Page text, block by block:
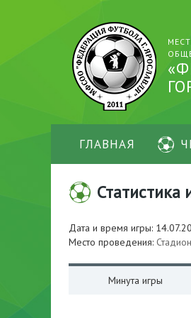
ГЛАВНАЯ
Дата и время игры:
Место проведения:
Минута игры